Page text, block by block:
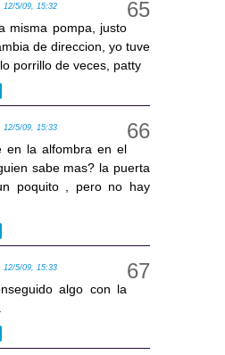
12/5/09, 15:32
misma pompa, justo
de direccion, yo tuve
porrillo de veces, patty
12/5/09, 15:33
en la alfombra en el
sabe mas? la puerta
poquito , pero no hay
12/5/09, 15:33
algo con la